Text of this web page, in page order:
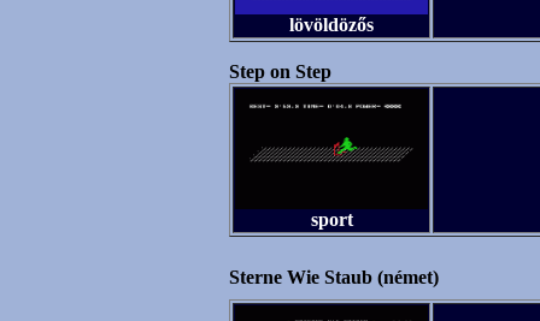
lövöldözős
Step on Step
sport
Sterne Wie Staub (német)